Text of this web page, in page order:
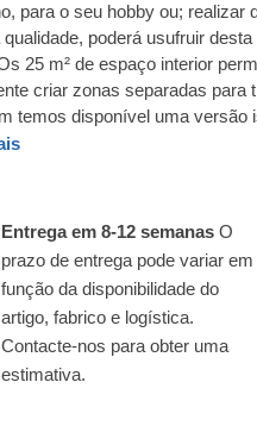
para o seu hobby ou; realizar
qualidade, poderá usufruir
25 m² de espaço interior
criar zonas separadas para
temos disponível uma versão
Entrega em 8-12 semanas O
prazo de entrega pode variar em
função da disponibilidade do
artigo, fabrico e logística.
Contacte-nos para obter uma
estimativa.